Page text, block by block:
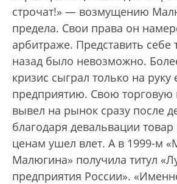
строчат!» — возмущению
предела. Свои права он
арбит­раже. Представить себе
назад было невозможно.
кризис сыграл только на руку
предприятию. Свою
вывел на рынок сразу после
благодаря девальвации
ценам ушел влет. А в 1999-м
Малюгина» получила титул
предприятия России».